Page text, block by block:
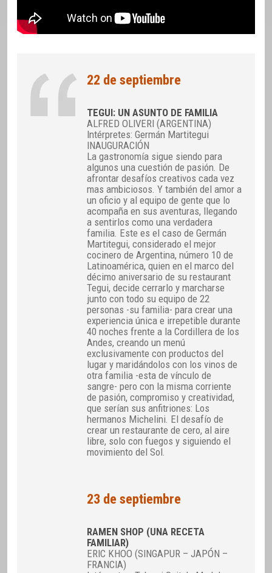
22 de septiembre
TEGUI: UN ASUNTO DE FAMILIA
ALFRED OLIVERI (ARGENTINA)
Intérpretes: Germán Martitegui
INAUGURACIÓN
La gastronomía sigue siendo para
algunos una cuestión de pasión. De
afrontar desafíos creativos cada vez
mas ambiciosos. Y también del amor a
un oficio y al equipo de gente que lo
acompaña en sus aventuras, llegando
a sentirlos como una verdadera
familia. Este es el caso de Germán
Martitegui, considerado el mejor
cocinero de Argentina, número 10 de
Latinoamérica, quien en el marco del
décimo aniversario de su restaurant
Tegui, decide cerrarlo y marcharse
junto con todo su equipo de 22
personas -su familia- para crear una
experiencia única e irrepetible durante
40 noches frente a la Cordillera de los
Andes, creando un menú
exclusivamente con productos del
lugar y maridándolos con los vinos de
otra familia -esta de vínculo de
sangre- pero con la misma corriente
de pasión, compromiso y creatividad,
que serían sus anfitriones: Los
hermanos Michelini. El desafío de
crear un restaurante de cero, al aire
libre, solo con fuegos y siguiendo el
movimiento del Sol.
23 de septiembre
RAMEN SHOP (UNA RECETA
FAMILIAR)
ERIC KHOO (SINGAPUR – JAPÓN –
FRANCIA)